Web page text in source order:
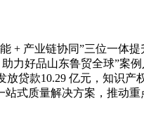
业链协同”三位一体提
力好品山东鲁贸全球”案
贷款10.29 亿元，知识
式质量解决方案，推动重